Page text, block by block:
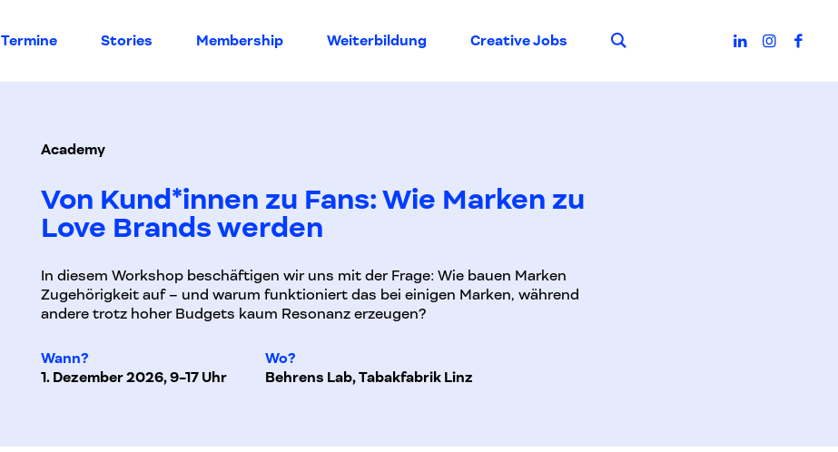
Termine Stories Membership Weiterbildung Creative Jobs Suche
Academy
Von Kund*innen zu Fans: Wie Marken zu
Love Brands werden
In diesem Workshop beschäftigen wir uns mit der Frage: Wie bauen Marken
Zugehörigkeit auf – und warum funktioniert das bei einigen Marken, während
andere trotz hoher Budgets kaum Resonanz erzeugen?
Wann?
1. Dezember 2026, 9-17 Uhr
Wo?
Behrens Lab, Tabakfabrik Linz